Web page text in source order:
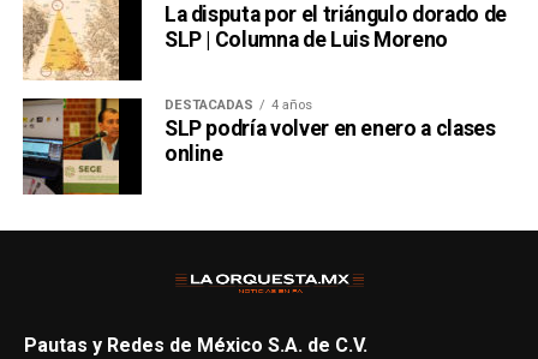
La disputa por el triángulo dorado de
SLP | Columna de Luis Moreno
DESTACADAS 4 años
SLP podría volver en enero a clases
online
Pautas y Redes de México S.A. de C.V.